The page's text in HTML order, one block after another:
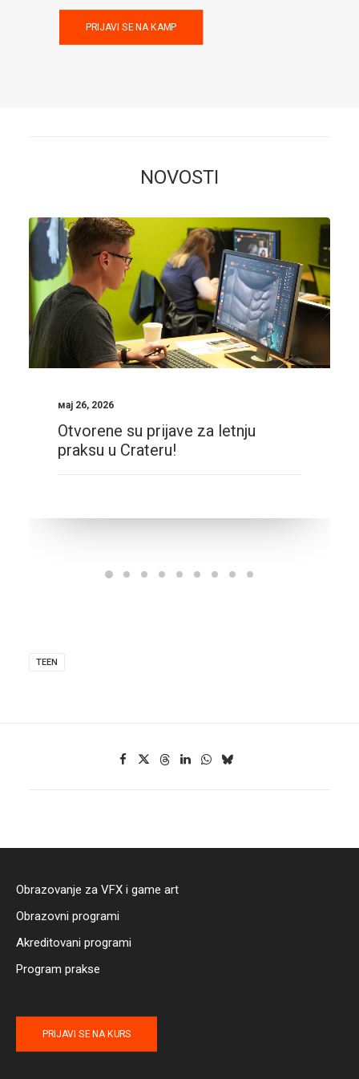
PRIJAVI SE NA KAMP
NOVOSTI
мај 26, 2026
Otvorene su prijave za letnju
praksu u Crateru!
TEEN
Obrazovanje za VFX i game art
Obrazovni programi
Akreditovani programi
Program prakse
PRIJAVI SE NA KURS